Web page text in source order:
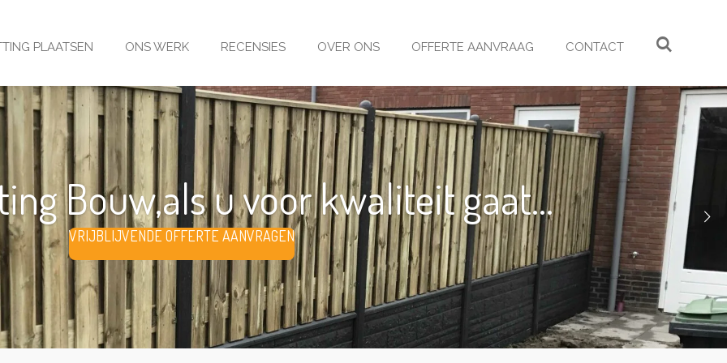
PLAATSEN ONS WERK RECENSIES OVER ONS OFFERTE AANVRAAG CONTACT
Bouw,als u voor kwaliteit gaat...
VRIJBLIJVENDE OFFERTE AANVRAGEN